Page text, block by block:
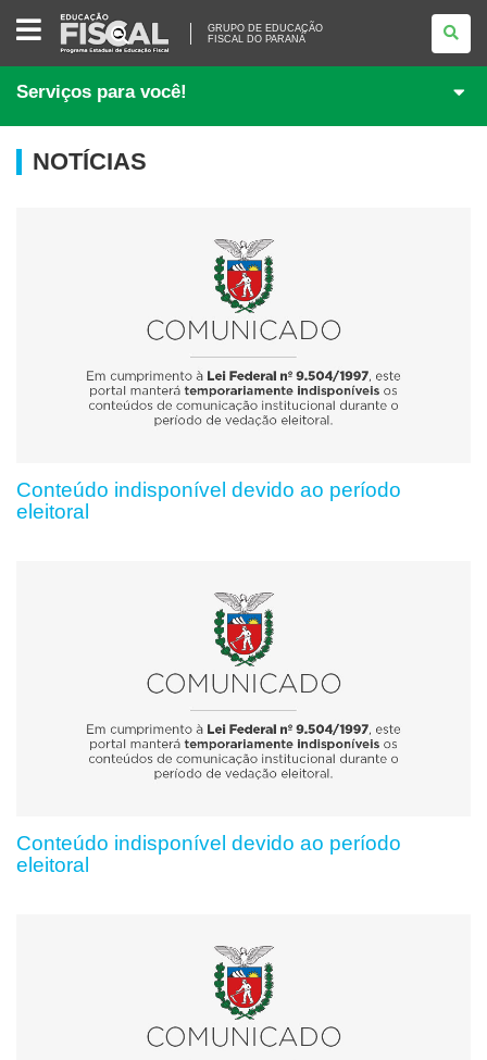
GRUPO
DE
EDUCAÇÃO
FISCAL
PARANÁ
GRUPO DE EDUCAÇÃO
FISCAL DO PARANÁ
Serviços para você!
NOTÍCIAS
Conteúdo indisponível devido ao período
eleitoral
Conteúdo indisponível devido ao período
eleitoral